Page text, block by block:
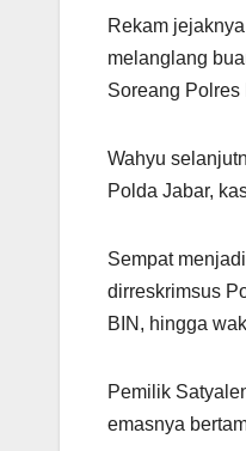
Rekam
melanglang
Soreang Polres
Wahyu
Polda Jabar,
Sempat
dirreskrimsus
BIN, hingga
Pemilik
emasnya